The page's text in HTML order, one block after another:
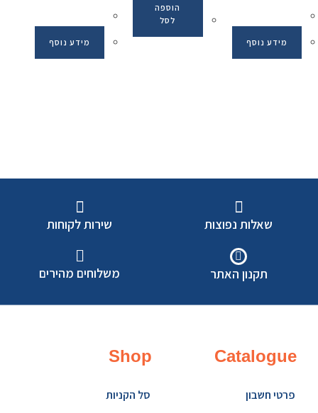
מידע נוסף
הוספה
לסל
מידע נוסף
שאלות נפוצות שירות לקוחות
תקנון האתר משלוחים מהירים
Catalogue
פרטי חשבון
Shop
סל הקניות